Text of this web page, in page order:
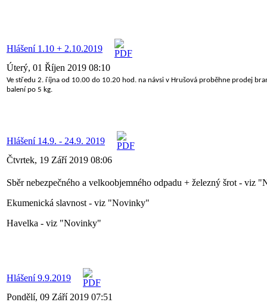
Hlášení 1.10 + 2.10.2019
Úterý, 01 Říjen 2019 08:10
Ve středu 2. října od 10.00 do 10.20 hod. na návsi v Hrušová proběhne prodej
balení po 5 kg.
Hlášení 14.9. - 24.9. 2019
Čtvrtek, 19 Září 2019 08:06
Sběr nebezpečného a velkoobjemného odpadu + železný šrot - viz
Ekumenická slavnost - viz "Novinky"
Havelka - viz "Novinky"
Hlášení 9.9.2019
Pondělí, 09 Září 2019 07:51